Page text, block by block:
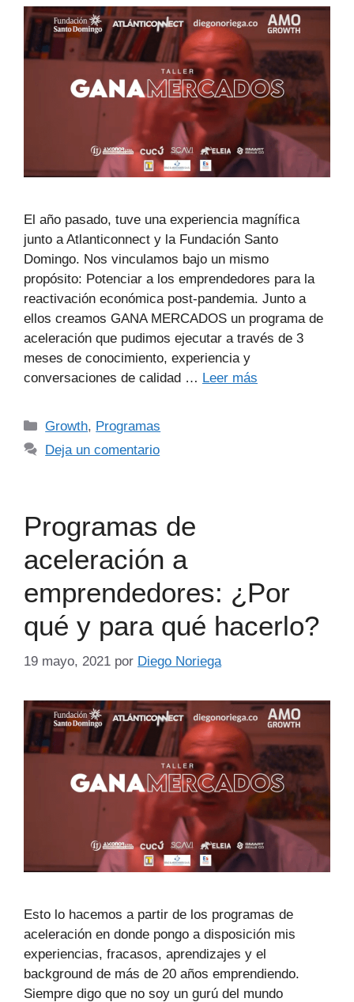
El año pasado, tuve una experiencia magnífica
junto a Atlanticonnect y la Fundación Santo
Domingo. Nos vinculamos bajo un mismo
propósito: Potenciar a los emprendedores para la
reactivación económica post-pandemia. Junto a
ellos creamos GANA MERCADOS un programa de
aceleración que pudimos ejecutar a través de 3
meses de conocimiento, experiencia y
conversaciones de calidad … Leer más
Growth, Programas
Deja un comentario
Programas de
aceleración a
emprendedores: ¿Por
qué y para qué hacerlo?
19 mayo, 2021 por Diego Noriega
Esto lo hacemos a partir de los programas de
aceleración en donde pongo a disposición mis
experiencias, fracasos, aprendizajes y el
background de más de 20 años emprendiendo.
Siempre digo que no soy un gurú del mundo